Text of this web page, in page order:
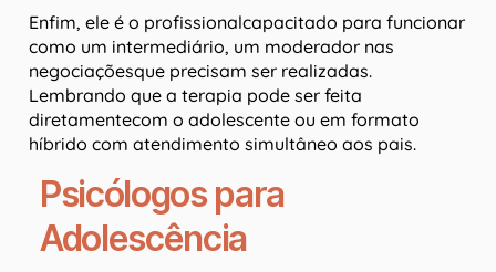
Enfim, ele é o profissionalcapacitado para funcionar
como um intermediário, um moderador nas
negociaçõesque precisam ser realizadas.
Lembrando que a terapia pode ser feita
diretamentecom o adolescente ou em formato
híbrido com atendimento simultâneo aos pais.
Psicólogos para
Adolescência